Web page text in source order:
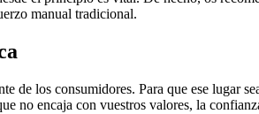
manual tradicional.
de los consumidores. Para que ese lugar
no encaja con vuestros valores, la